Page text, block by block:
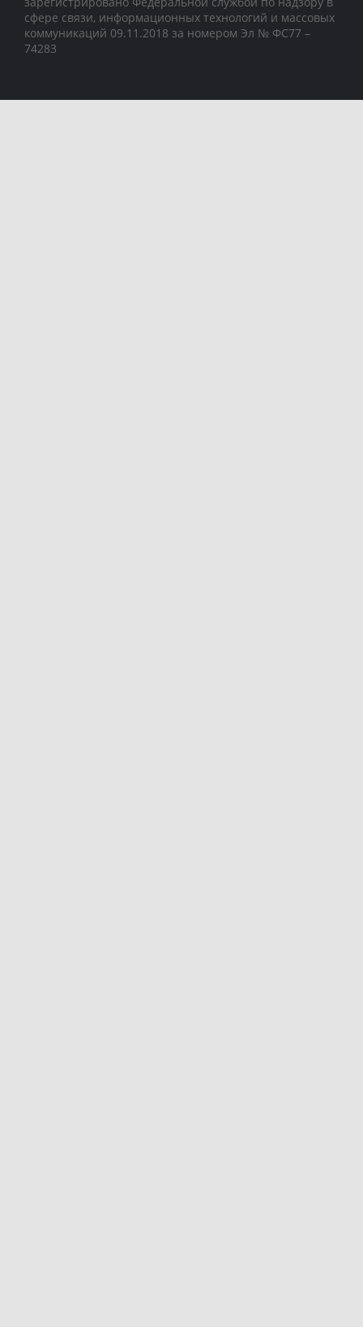
сфере связи, информационных технологий и массовых
коммуникаций 09.11.2018 за номером Эл № ФС77 –
74283